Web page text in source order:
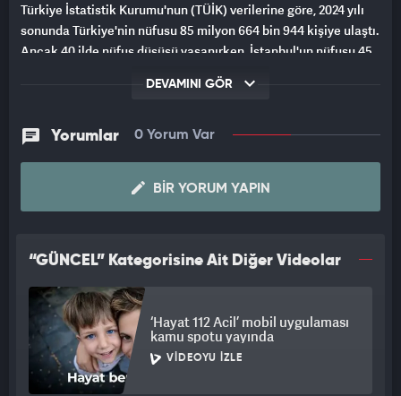
Türkiye İstatistik Kurumu'nun (TÜİK) verilerine göre, 2024 yılı
sonunda Türkiye'nin nüfusu 85 milyon 664 bin 944 kişiye ulaştı.
Ancak 40 ilde nüfus düşüşü yaşanırken, İstanbul'un nüfusu 45
artışını teşvik ettiğini hatırlatarak, 1960'larda doğum kontrol
sisteminin devreye girmesiyle batıdaki Türk nüfusunun
bu oran 1'e kadar indi. Bu çok kritik bir durum" diyen Afyoncu,
doğurganlık hızının 2.0 olması gerektiğini vurguladı.
Afyoncu, "Türkiye'nin en önemli sorunu nüfustur. Bu çok ciddi
bir risk ve beka sorunudur" ifadelerini kullandı.
DEVAMINI GÖR
Yorumlar 0 Yorum Var
BIR YORUM YAPIN
“GÜNCEL” Kategorisine Ait Diğer Videolar
‘Hayat 112 Acil’ mobil uygulaması
kamu spotu yayında
VIDEOYU İZLE